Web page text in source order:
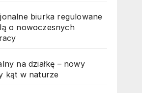
biurka regulowane
o nowoczesnych
na działkę – nowy
kąt w naturze